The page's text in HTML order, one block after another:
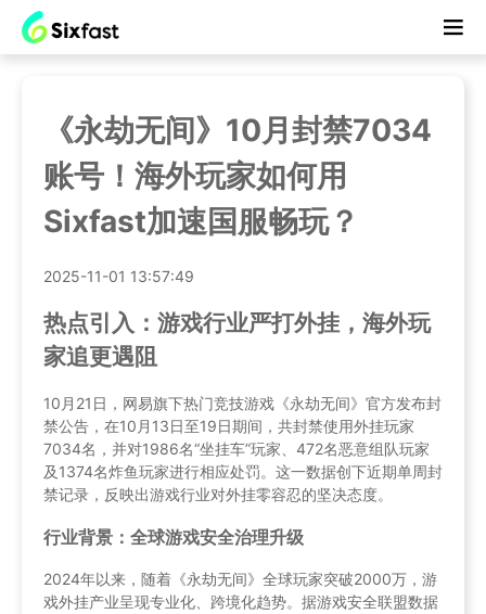
《永劫无间》10月封禁7034
账号！海外玩家如何用
Sixfast加速国服畅玩？
2025-11-01 13:57:49
热点引入：游戏行业严打外挂，海外玩
家追更遇阻
10月21日，网易旗下热门竞技游戏《永劫无间》官方发布封
禁公告，在10月13日至19日期间，共封禁使用外挂玩家
7034名，并对1986名“坐挂车”玩家、472名恶意组队玩家
及1374名炸鱼玩家进行相应处罚。这一数据创下近期单周封
禁记录，反映出游戏行业对外挂零容忍的坚决态度。
行业背景：全球游戏安全治理升级
2024年以来，随着《永劫无间》全球玩家突破2000万，游
戏外挂产业呈现专业化、跨境化趋势。据游戏安全联盟数据